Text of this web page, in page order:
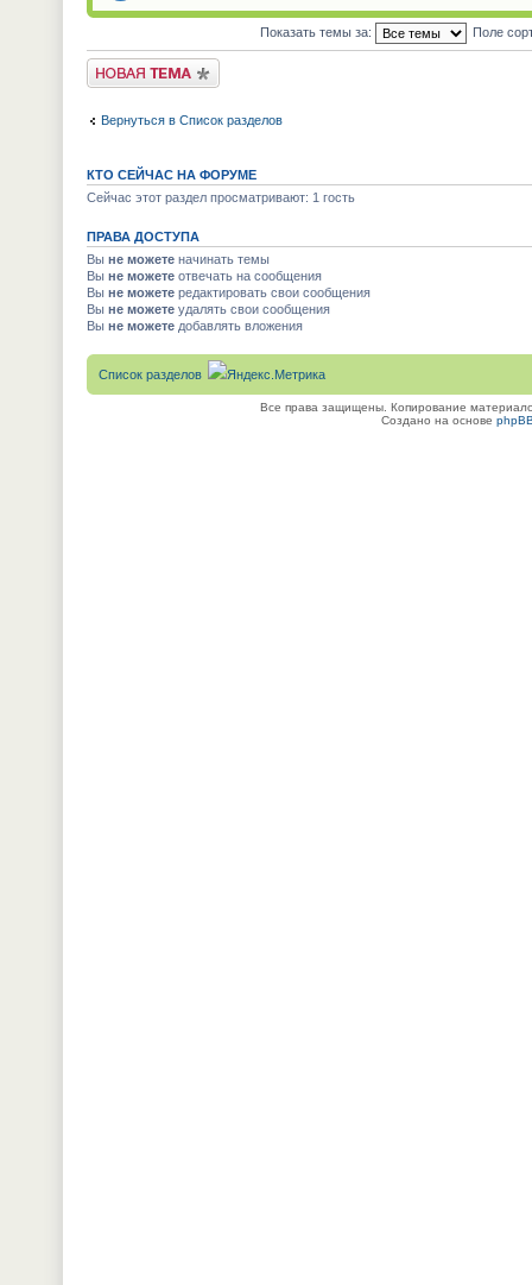
Показать темы за: Поле
Новая тема
Вернуться в Список разделов
КТО СЕЙЧАС НА ФОРУМЕ
Сейчас этот раздел просматривают: 1 гость
ПРАВА ДОСТУПА
Вы не можетеначинать темы
Вы не можетеотвечать на сообщения
Вы не можетередактировать свои сообщения
Вы не можетеудалять свои сообщения
Вы не можетедобавлять вложения
Список разделов
Все права защищены. Копирование
Создано на основе